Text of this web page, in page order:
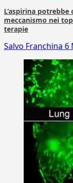
L’aspirina
meccanismo nei
terapie
Salvo Franchina 6